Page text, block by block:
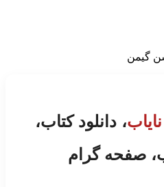
گیمن
، دانلود کتاب،
صفحه گرام